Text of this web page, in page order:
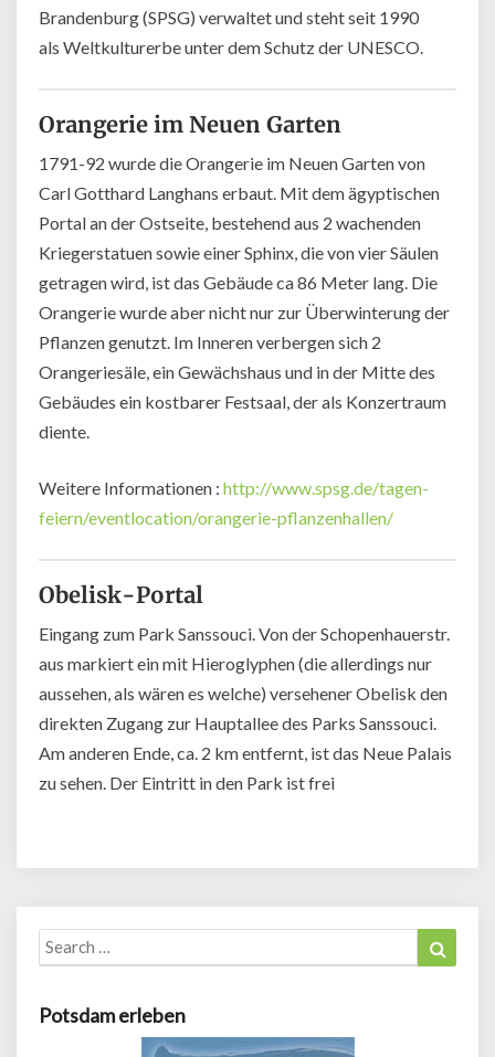
Brandenburg (SPSG) verwaltet und steht seit 1990
als Weltkulturerbe unter dem Schutz der UNESCO.
Orangerie im Neuen Garten
1791-92 wurde die Orangerie im Neuen Garten von
Carl Gotthard Langhans erbaut. Mit dem ägyptischen
Portal an der Ostseite, bestehend aus 2 wachenden
Kriegerstatuen sowie einer Sphinx, die von vier Säulen
getragen wird, ist das Gebäude ca 86 Meter lang. Die
Orangerie wurde aber nicht nur zur Überwinterung der
Pflanzen genutzt. Im Inneren verbergen sich 2
Orangeriesäle, ein Gewächshaus und in der Mitte des
Gebäudes ein kostbarer Festsaal, der als Konzertraum
diente.
Weitere Informationen : http://www.spsg.de/tagen-
feiern/eventlocation/orangerie-pflanzenhallen/
Obelisk-Portal
Eingang zum Park Sanssouci. Von der Schopenhauerstr.
aus markiert ein mit Hieroglyphen (die allerdings nur
aussehen, als wären es welche) versehener Obelisk den
direkten Zugang zur Hauptallee des Parks Sanssouci.
Am anderen Ende, ca. 2 km entfernt, ist das Neue Palais
zu sehen. Der Eintritt in den Park ist frei
Search
for:
Potsdam erleben